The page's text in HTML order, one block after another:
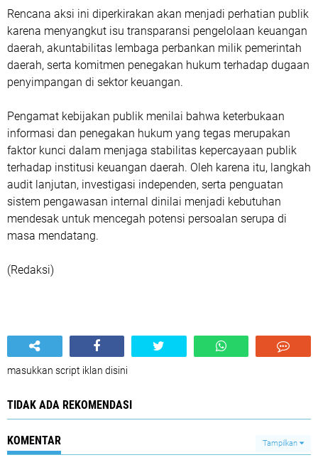
Rencana aksi ini diperkirakan akan menjadi perhatian publik
karena menyangkut isu transparansi pengelolaan keuangan
daerah, akuntabilitas lembaga perbankan milik pemerintah
daerah, serta komitmen penegakan hukum terhadap dugaan
penyimpangan di sektor keuangan.
Pengamat kebijakan publik menilai bahwa keterbukaan
informasi dan penegakan hukum yang tegas merupakan
faktor kunci dalam menjaga stabilitas kepercayaan publik
terhadap institusi keuangan daerah. Oleh karena itu, langkah
audit lanjutan, investigasi independen, serta penguatan
sistem pengawasan internal dinilai menjadi kebutuhan
mendesak untuk mencegah potensi persoalan serupa di
masa mendatang.
(Redaksi)
masukkan script iklan disini
TIDAK ADA REKOMENDASI
KOMENTAR Tampilkan